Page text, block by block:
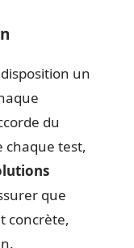
un
du
chaque test,
que
concrète,